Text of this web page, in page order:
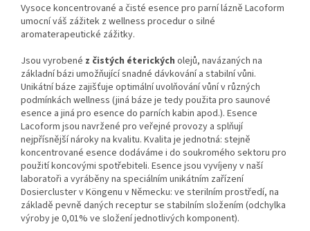
Vysoce koncentrované a čisté esence pro parní lázně Lacoform
umocní váš zážitek z wellness procedur o silné
aromaterapeutické zážitky.
Jsou vyrobené z čistých éterických olejů, navázaných na
základní bázi umožňující snadné dávkování a stabilní vůni.
Unikátní báze zajišťuje optimální uvolňování vůní v různých
podmínkách wellness (jiná báze je tedy použita pro saunové
esence a jiná pro esence do parních kabin apod.). Esence
Lacoform jsou navržené pro veřejné provozy a splňují
nejpřísnější nároky na kvalitu. Kvalita je jednotná: stejně
koncentrované esence dodáváme i do soukromého sektoru pro
použití koncovými spotřebiteli. Esence jsou vyvíjeny v naší
laboratoři a vyráběny na speciálním unikátním zařízení
Dosiercluster v Köngenu v Německu: ve sterilním prostředí, na
základě pevně daných receptur se stabilním složením (odchylka
výroby je 0,01% ve složení jednotlivých komponent).